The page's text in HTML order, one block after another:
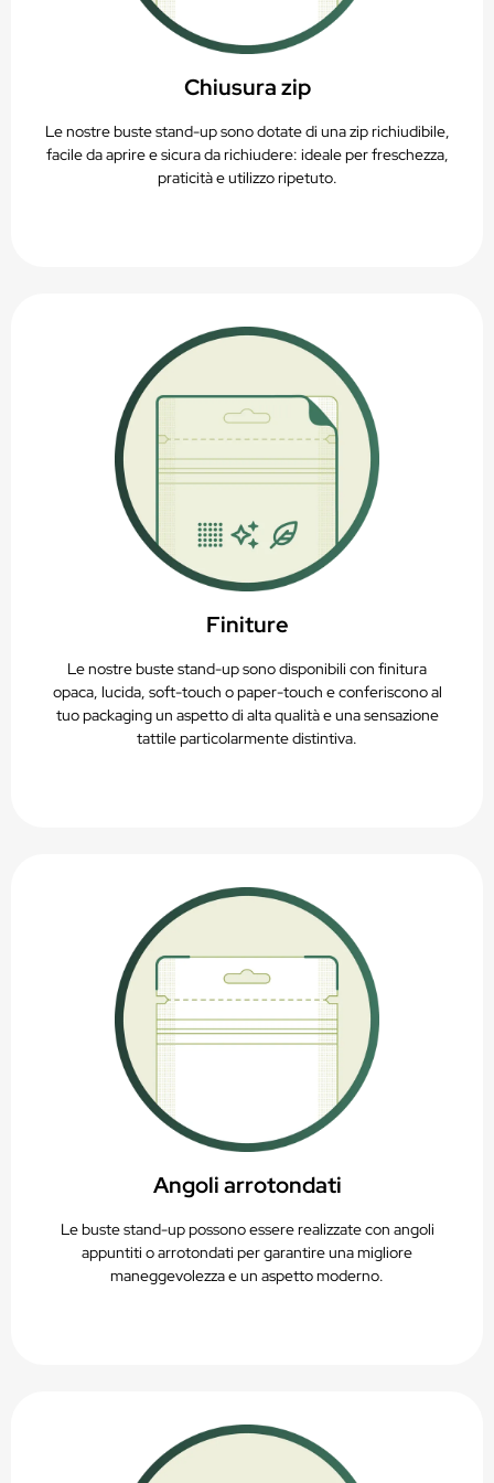
Chiusura zip
Le nostre buste stand-up sono dotate di una zip richiudibile,
facile da aprire e sicura da richiudere: ideale per freschezza,
praticità e utilizzo ripetuto.
Finiture
Le nostre buste stand-up sono disponibili con finitura
opaca, lucida, soft-touch o paper-touch e conferiscono al
tuo packaging un aspetto di alta qualità e una sensazione
tattile particolarmente distintiva.
Angoli arrotondati
Le buste stand-up possono essere realizzate con angoli
appuntiti o arrotondati per garantire una migliore
maneggevolezza e un aspetto moderno.